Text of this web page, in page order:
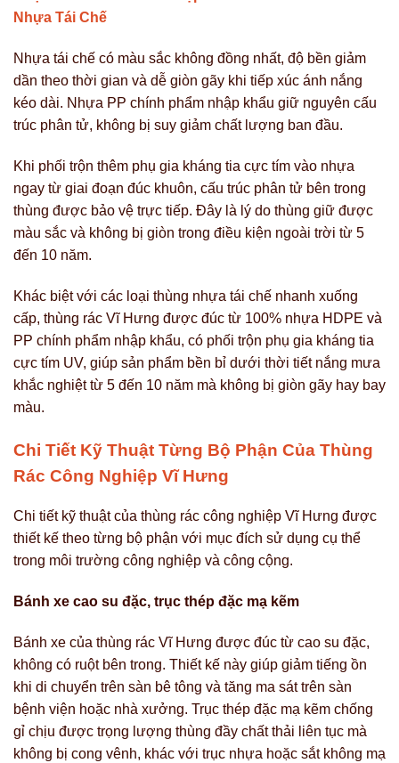
Nhựa Tái Chế
Nhựa tái chế có màu sắc không đồng nhất, độ bền giảm
dần theo thời gian và dễ giòn gãy khi tiếp xúc ánh nắng
kéo dài. Nhựa PP chính phẩm nhập khẩu giữ nguyên cấu
trúc phân tử, không bị suy giảm chất lượng ban đầu.
Khi phối trộn thêm phụ gia kháng tia cực tím vào nhựa
ngay từ giai đoạn đúc khuôn, cấu trúc phân tử bên trong
thùng được bảo vệ trực tiếp. Đây là lý do thùng giữ được
màu sắc và không bị giòn trong điều kiện ngoài trời từ 5
đến 10 năm.
Khác biệt với các loại thùng nhựa tái chế nhanh xuống
cấp, thùng rác Vĩ Hưng được đúc từ 100% nhựa HDPE và
PP chính phẩm nhập khẩu, có phối trộn phụ gia kháng tia
cực tím UV, giúp sản phẩm bền bỉ dưới thời tiết nắng mưa
khắc nghiệt từ 5 đến 10 năm mà không bị giòn gãy hay bay
màu.
Chi Tiết Kỹ Thuật Từng Bộ Phận Của Thùng
Rác Công Nghiệp Vĩ Hưng
Chi tiết kỹ thuật của thùng rác công nghiệp Vĩ Hưng được
thiết kế theo từng bộ phận với mục đích sử dụng cụ thể
trong môi trường công nghiệp và công cộng.
Bánh xe cao su đặc, trục thép đặc mạ kẽm
Bánh xe của thùng rác Vĩ Hưng được đúc từ cao su đặc,
không có ruột bên trong. Thiết kế này giúp giảm tiếng ồn
khi di chuyển trên sàn bê tông và tăng ma sát trên sàn
bệnh viện hoặc nhà xưởng. Trục thép đặc mạ kẽm chống
gỉ chịu được trọng lượng thùng đầy chất thải liên tục mà
không bị cong vênh, khác với trục nhựa hoặc sắt không mạ